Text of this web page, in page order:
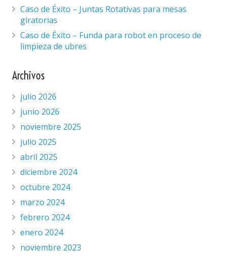
Caso de Éxito – Juntas Rotativas para mesas
giratorias
Caso de Éxito – Funda para robot en proceso de
limpieza de ubres
Archivos
julio 2026
junio 2026
noviembre 2025
julio 2025
abril 2025
diciembre 2024
octubre 2024
marzo 2024
febrero 2024
enero 2024
noviembre 2023